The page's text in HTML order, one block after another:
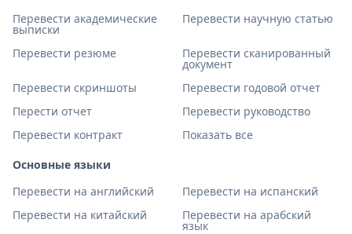
Перевести академические
выписки
Перевести научную статью
Перевести резюме Перевести сканированный
документ
Перевести скриншоты
Перевести годовой отчет
Перести отчет
Перевести руководство
Перевести контракт
Показать все
Основные языки
Перевести на английский
Перевести на испанский
Перевести на китайский
Перевести на арабский
язык